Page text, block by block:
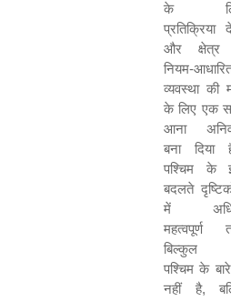
के
प्रतिक्रिया
और
नियम-
व्यवस्था की
के लिए एक
आना
बना दिया
पश्चिम के
बदलते
में
महत्वपूर्ण
बिल्कुल
पश्चिम के
नहीं है,